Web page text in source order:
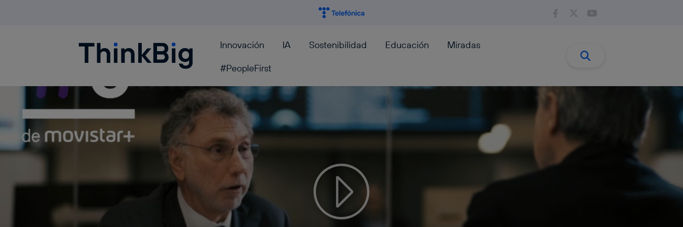
Blogthinkbig.com Innovación IA Sostenibilidad Educación
Miradas
#PeopleFirst
Buscar